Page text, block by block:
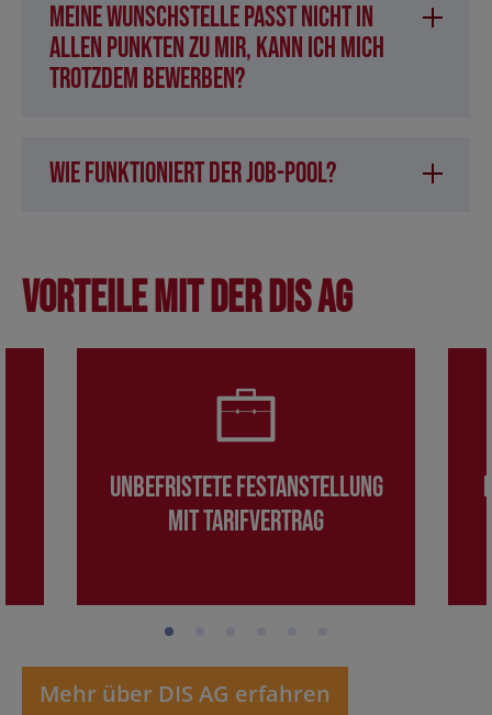
Meine Wunschstelle passt nicht in
allen Punkten zu mir, kann ich mich
trotzdem bewerben?
Wie funktioniert der Job-Pool?
Vorteile mit der DIS AG
Unbefristete Festanstellung
mit Tarifvertrag
Mehr über DIS AG erfahren